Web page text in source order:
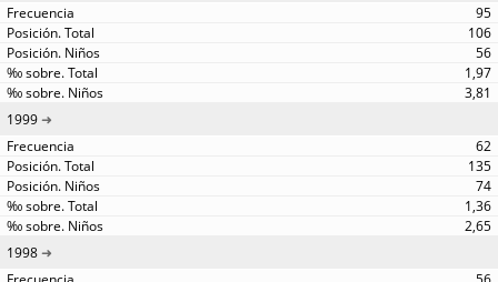
95
106
56
1,97
3,81
1999
62
135
74
1,36
2,65
1998